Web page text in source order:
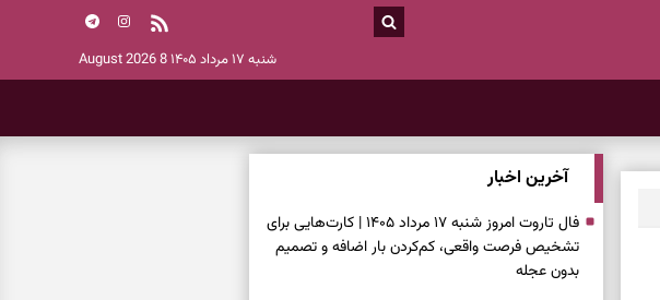
شنبه ۱۷ مرداد ۱۴۰۵ 8 August 2026
آخرین اخبار
فال تاروت امروز شنبه ۱۷ مرداد ۱۴۰۵ | کارت‌هایی برای
تشخیص فرصت واقعی، کم‌کردن بار اضافه و تصمیم
بدون عجله